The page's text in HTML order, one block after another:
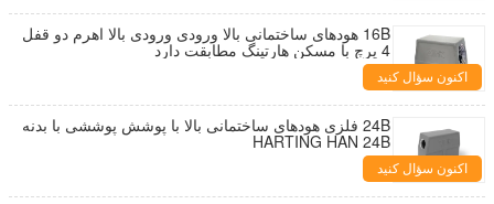
16B هودهای ساختمانی بالا ورودی ورودی بالا اهرم دو قفل
4 پرچ با مسکن هارتینگ مطابقت دارد
اکنون سؤال کنید
24B فلزی هودهای ساختمانی بالا با پوشش پوششی با بدنه
HARTING HAN 24B
اکنون سؤال کنید